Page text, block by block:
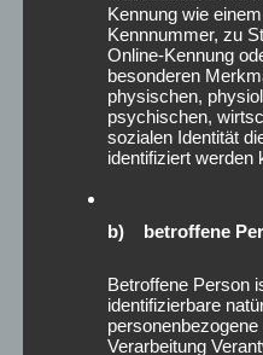
Februar 2023
Januar 2023
Dezember 2022
August 2022
Mai 2022
März 2022
Dezember 2021
Oktober 2021
September 2021
Kennung wie
Kennnummer, zu
Online-Kennung
besonderen
physischen,
psychischen,
sozialen Identität
identifiziert werden
b) betroffene
Betroffene Person
identifizierbare
Verarbeitung